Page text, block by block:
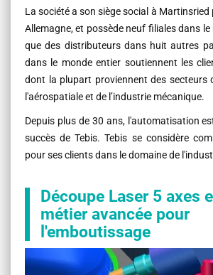
La société a son siège social à Martinsried
Allemagne, et possède neuf filiales dans
que des distributeurs dans huit autres
dans le monde entier soutiennent les
dont la plupart proviennent des secteurs
l'aérospatiale et de l’industrie mécanique.
Depuis plus de 30 ans, l'automatisation
succès de Tebis. Tebis se considère
pour ses clients dans le domaine de
Découpe Laser 5 axes
métier avancée pour
l'emboutissage